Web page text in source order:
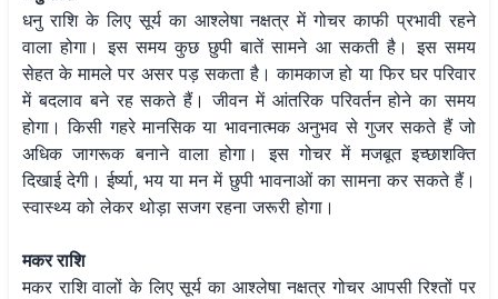
धनु राशि के लिए सूर्य का आश्लेषा नक्षत्र में गोचर काफी प्रभावी रहने
वाला होगा। इस समय कुछ छुपी बातें सामने आ सकती है। इस समय
सेहत के मामले पर असर पड़ सकता है। कामकाज हो या फिर घर परिवार
में बदलाव बने रह सकते हैं। जीवन में आंतरिक परिवर्तन होने का समय
होगा। किसी गहरे मानसिक या भावनात्मक अनुभव से गुजर सकते हैं जो
अधिक जागरूक बनाने वाला होगा। इस गोचर में मजबूत इच्छाशक्ति
दिखाई देगी। ईर्ष्या, भय या मन में छुपी भावनाओं का सामना कर सकते हैं।
स्वास्थ्य को लेकर थोड़ा सजग रहना जरूरी होगा।
मकर राशि
मकर राशि वालों के लिए सूर्य का आश्लेषा नक्षत्र गोचर आपसी रिश्तों पर